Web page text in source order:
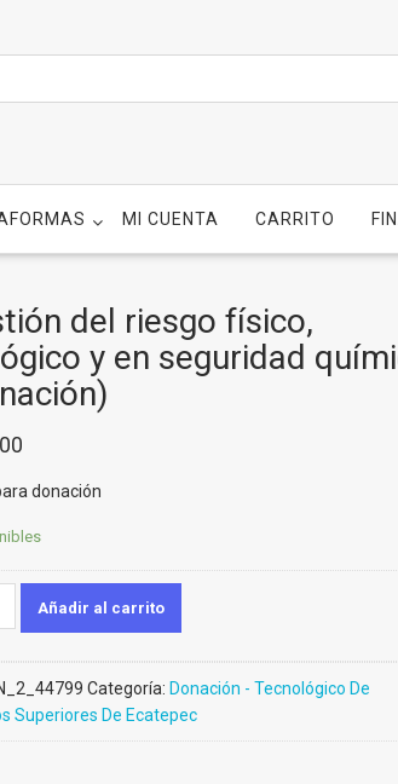
MI CUENTA CARRITO
del riesgo físico,
y en seguridad
donación
Añadir al carrito
Categoría: Donación - Tecnológico De
Superiores De Ecatepec